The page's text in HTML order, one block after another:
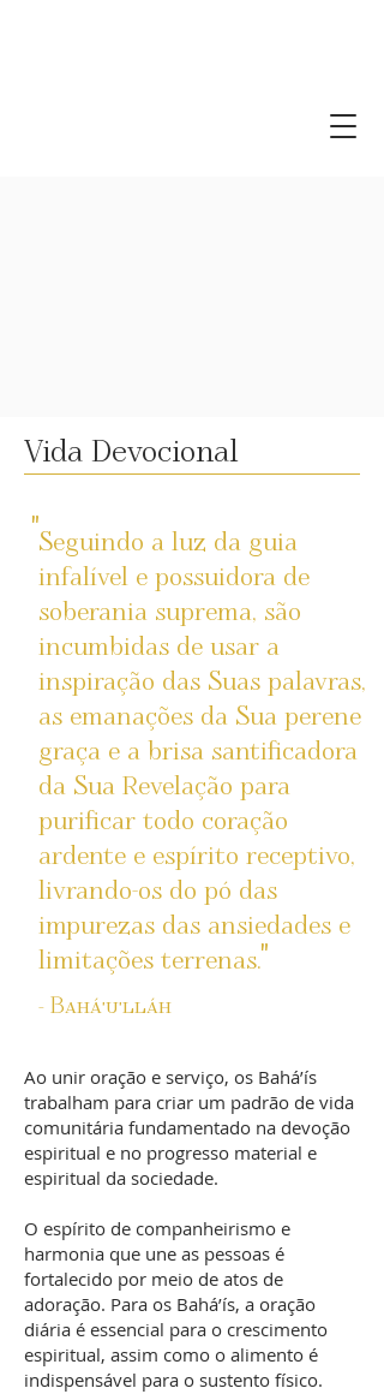
Vida Devocional
Seguindo a luz da guia
infalível e possuidora de
soberania suprema, são
incumbidas de usar a
inspiração das Suas palavras,
as emanações da Sua perene
graça e a brisa santificadora
da Sua Revelação para
purificar todo coração
ardente e espírito receptivo,
livrando-os do pó das
impurezas das ansiedades e
limitações terrenas."
- Bahá'u'lláh
"
Ao unir oração e serviço, os Bahá’ís
trabalham para criar um padrão de vida
comunitária fundamentado na devoção
espiritual e no progresso material e
espiritual da sociedade.
O espírito de companheirismo e
harmonia que une as pessoas é
fortalecido por meio de atos de
adoração. Para os Bahá’ís, a oração
diária é essencial para o crescimento
espiritual, assim como o alimento é
indispensável para o sustento físico.